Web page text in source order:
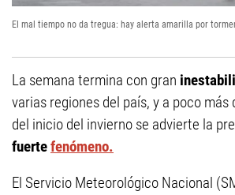
El mal tiempo no da tregua: hay alerta amarilla por
La semana termina con gran
varias regiones del país, y a poco más
del inicio del invierno se advierte la
fuertefenómeno.
El Servicio Meteorológico Nacional